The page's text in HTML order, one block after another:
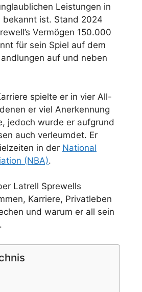
Leistungen in
bekannt ist. Stand 2024
Vermögen 150.000
für sein Spiel auf dem
auf und neben
spielte er in vier All-
er viel Anerkennung
jedoch wurde er aufgrund
auch verleumdet. Er
in der National
(NBA).
Latrell Sprewells
Karriere, Privatleben
und warum er all sein